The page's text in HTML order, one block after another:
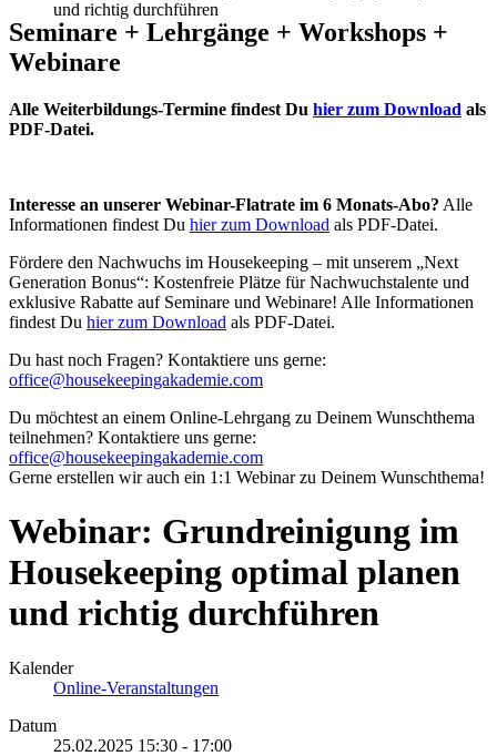
und richtig durchführen
Seminare + Lehrgänge + Workshops +
Webinare
Alle Weiterbildungs-Termine findest Du hier zum Download als
PDF-Datei.
Interesse an unserer Webinar-Flatrate im 6 Monats-Abo? Alle
Informationen findest Du hier zum Download als PDF-Datei.
Fördere den Nachwuchs im Housekeeping – mit unserem „Next
Generation Bonus“: Kostenfreie Plätze für Nachwuchstalente und
exklusive Rabatte auf Seminare und Webinare! Alle Informationen
findest Du hier zum Download als PDF-Datei.
Du hast noch Fragen? Kontaktiere uns gerne:
office@housekeepingakademie.com
Du möchtest an einem Online-Lehrgang zu Deinem Wunschthema
teilnehmen? Kontaktiere uns gerne:
office@housekeepingakademie.com
Gerne erstellen wir auch ein 1:1 Webinar zu Deinem Wunschthema!
Webinar: Grundreinigung im
Housekeeping optimal planen
und richtig durchführen
Kalender
Online-Veranstaltungen
Datum
25.02.2025 15:30 - 17:00